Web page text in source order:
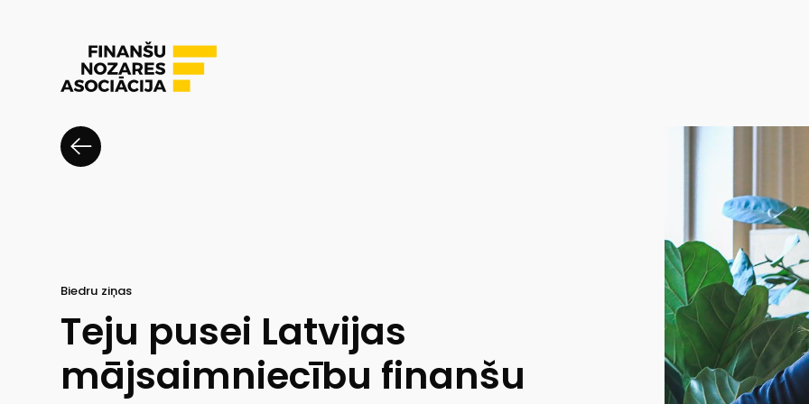
Biedru ziņas
Teju pusei Latvijas
mājsaimniecību finanšu